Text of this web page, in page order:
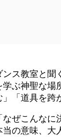
ンス教室と聞
学ぶ神聖な場
」「道具を跨
なぜこんな
当の意味、大